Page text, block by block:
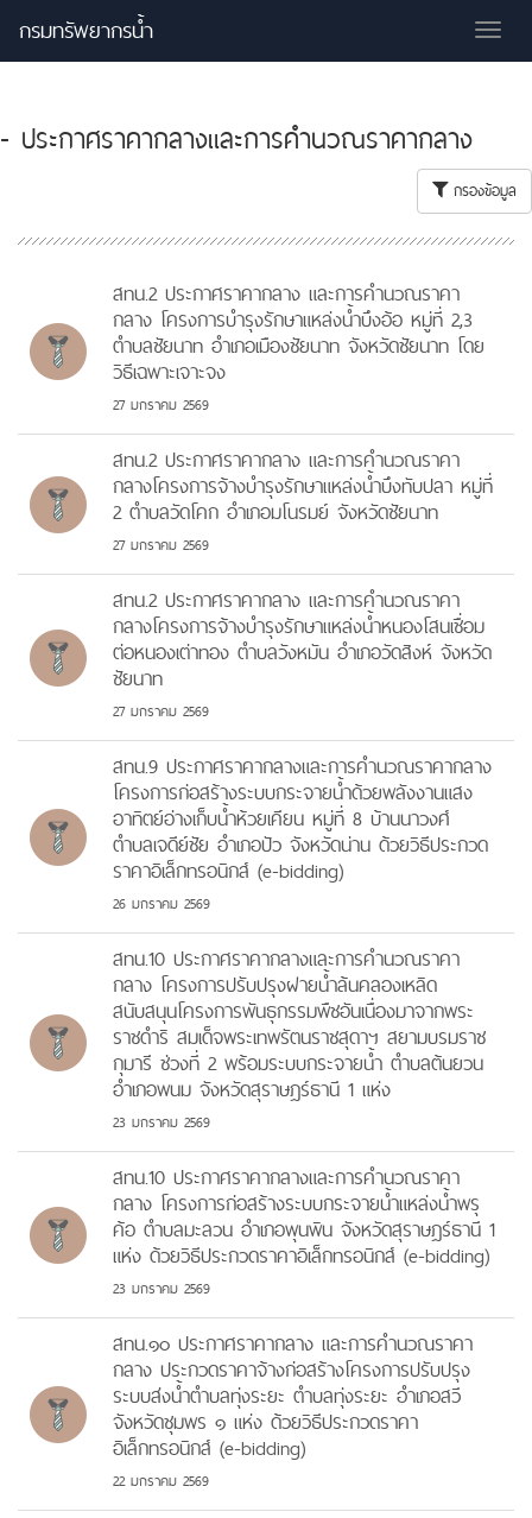
กรมทรัพยากรน้ำ
- ประกาศราคากลางและการคำนวณราคากลาง
กรองข้อมูล
สทน.2 ประกาศราคากลาง และการคำนวณราคา
กลาง โครงการบำรุงรักษาแหล่งน้ำบึงอ้อ หมู่ที่ 2,3
ตำบลชัยนาท อำเภอเมืองชัยนาท จังหวัดชัยนาท โดย
วิธีเฉพาะเจาะจง
27 มกราคม 2569
สทน.2 ประกาศราคากลาง และการคำนวณราคา
กลางโครงการจ้างบำรุงรักษาแหล่งน้ำบึงทับปลา หมู่ที่
2 ตำบลวัดโคก อำเภอมโนรมย์ จังหวัดชัยนาท
27 มกราคม 2569
สทน.2 ประกาศราคากลาง และการคำนวณราคา
กลางโครงการจ้างบำรุงรักษาแหล่งน้ำหนองโสนเชื่อม
ต่อหนองเต่าทอง ตำบลวังหมัน อำเภอวัดสิงห์ จังหวัด
ชัยนาท
27 มกราคม 2569
สทน.9 ประกาศราคากลางและการคำนวณราคากลาง
โครงการก่อสร้างระบบกระจายน้ำด้วยพลังงานแสง
อาทิตย์อ่างเก็บน้ำห้วยเคียน หมู่ที่ 8 บ้านนาวงศ์
ตำบลเจดีย์ชัย อำเภอปัว จังหวัดน่าน ด้วยวิธีประกวด
ราคาอิเล็กทรอนิกส์ (e-bidding)
26 มกราคม 2569
สทน.10 ประกาศราคากลางและการคำนวณราคา
กลาง โครงการปรับปรุงฝายน้ำล้นคลองเหลิด
สนับสนุนโครงการพันธุกรรมพืชอันเนื่องมาจากพระ
ราชดำริ สมเด็จพระเทพรัตนราชสุดาฯ สยามบรมราช
กุมารี ช่วงที่ 2 พร้อมระบบกระจายน้ำ ตำบลต้นยวน
อำเภอพนม จังหวัดสุราษฎร์ธานี 1 แห่ง
23 มกราคม 2569
สทน.10 ประกาศราคากลางและการคำนวณราคา
กลาง โครงการก่อสร้างระบบกระจายน้ำแหล่งน้ำพรุ
ค้อ ตำบลมะลวน อำเภอพุนพิน จังหวัดสุราษฎร์ธานี 1
แห่ง ด้วยวิธีประกวดราคาอิเล็กทรอนิกส์ (e-bidding)
23 มกราคม 2569
สทน.๑๐ ประกาศราคากลาง และการคำนวณราคา
กลาง ประกวดราคาจ้างก่อสร้างโครงการปรับปรุง
ระบบส่งน้ำตำบลทุ่งระยะ ตำบลทุ่งระยะ อำเภอสวี
จังหวัดชุมพร ๑ แห่ง ด้วยวิธีประกวดราคา
อิเล็กทรอนิกส์ (e-bidding)
22 มกราคม 2569